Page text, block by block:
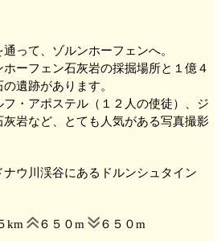
って、ゾルンホーフェンへ。
ホーフェン石灰岩の採掘場所と１億４
遺跡があります。
フ・アポステル （１２人の使徒）、ジ
灰岩など、とても人気がある写真撮影
ウ川渓谷にあるドルンシュタイン
km ６５０m ６５０m